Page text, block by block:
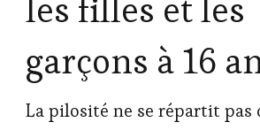
les filles et les
garçons à 16
La pilosité ne se répartit pas